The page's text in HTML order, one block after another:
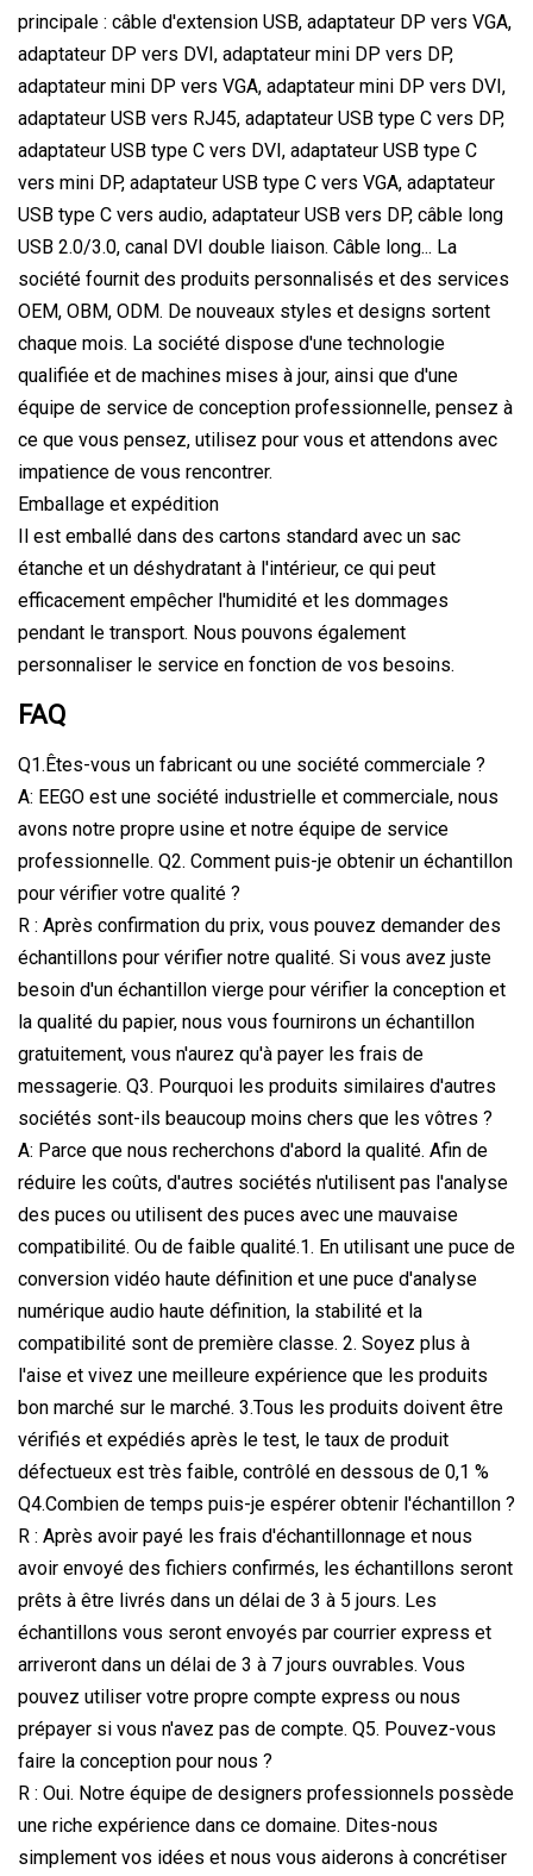
principale : câble d'extension USB, adaptateur DP vers VGA,
adaptateur DP vers DVI, adaptateur mini DP vers DP,
adaptateur mini DP vers VGA, adaptateur mini DP vers DVI,
adaptateur USB vers RJ45, adaptateur USB type C vers DP,
adaptateur USB type C vers DVI, adaptateur USB type C
vers mini DP, adaptateur USB type C vers VGA, adaptateur
USB type C vers audio, adaptateur USB vers DP, câble long
USB 2.0/3.0, canal DVI double liaison. Câble long... La
société fournit des produits personnalisés et des services
OEM, OBM, ODM. De nouveaux styles et designs sortent
chaque mois. La société dispose d'une technologie
qualifiée et de machines mises à jour, ainsi que d'une
équipe de service de conception professionnelle, pensez à
ce que vous pensez, utilisez pour vous et attendons avec
impatience de vous rencontrer.
Emballage et expédition
Il est emballé dans des cartons standard avec un sac
étanche et un déshydratant à l'intérieur, ce qui peut
efficacement empêcher l'humidité et les dommages
pendant le transport. Nous pouvons également
personnaliser le service en fonction de vos besoins.
FAQ
Q1.Êtes-vous un fabricant ou une société commerciale ?
A: EEGO est une société industrielle et commerciale, nous
avons notre propre usine et notre équipe de service
professionnelle. Q2. Comment puis-je obtenir un échantillon
pour vérifier votre qualité ?
R : Après confirmation du prix, vous pouvez demander des
échantillons pour vérifier notre qualité. Si vous avez juste
besoin d'un échantillon vierge pour vérifier la conception et
la qualité du papier, nous vous fournirons un échantillon
gratuitement, vous n'aurez qu'à payer les frais de
messagerie. Q3. Pourquoi les produits similaires d'autres
sociétés sont-ils beaucoup moins chers que les vôtres ?
A: Parce que nous recherchons d'abord la qualité. Afin de
réduire les coûts, d'autres sociétés n'utilisent pas l'analyse
des puces ou utilisent des puces avec une mauvaise
compatibilité. Ou de faible qualité.1. En utilisant une puce de
conversion vidéo haute définition et une puce d'analyse
numérique audio haute définition, la stabilité et la
compatibilité sont de première classe. 2. Soyez plus à
l'aise et vivez une meilleure expérience que les produits
bon marché sur le marché. 3.Tous les produits doivent être
vérifiés et expédiés après le test, le taux de produit
défectueux est très faible, contrôlé en dessous de 0,1 %
Q4.Combien de temps puis-je espérer obtenir l'échantillon ?
R : Après avoir payé les frais d'échantillonnage et nous
avoir envoyé des fichiers confirmés, les échantillons seront
prêts à être livrés dans un délai de 3 à 5 jours. Les
échantillons vous seront envoyés par courrier express et
arriveront dans un délai de 3 à 7 jours ouvrables. Vous
pouvez utiliser votre propre compte express ou nous
prépayer si vous n'avez pas de compte. Q5. Pouvez-vous
faire la conception pour nous ?
R : Oui. Notre équipe de designers professionnels possède
une riche expérience dans ce domaine. Dites-nous
simplement vos idées et nous vous aiderons à concrétiser